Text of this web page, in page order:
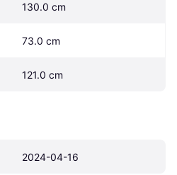
130.0 cm
73.0 cm
121.0 cm
2024-04-16